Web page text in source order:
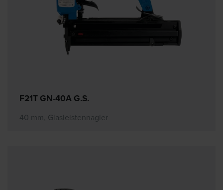
F21T GN-40A G.S.
40 mm, Glasleistennagler